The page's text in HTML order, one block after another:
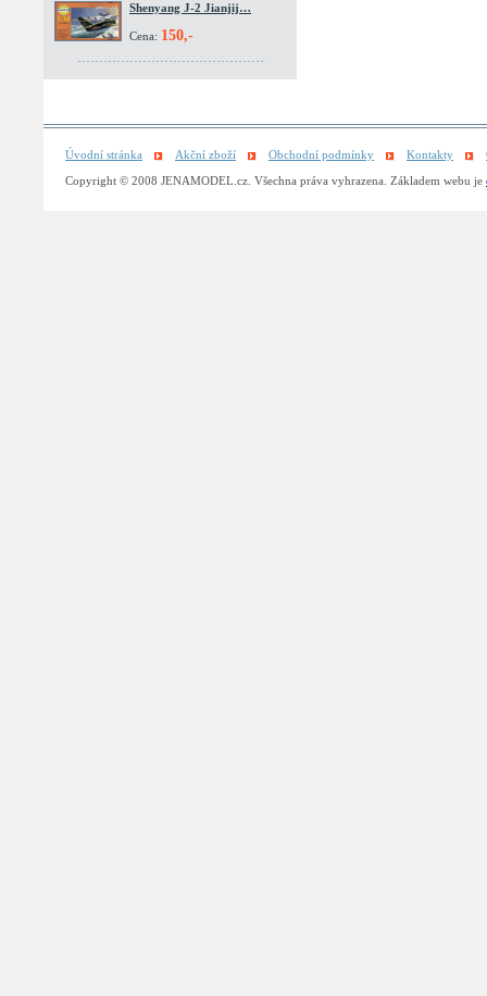
Shenyang J-2 Jianjij…
Cena: 150,-
Úvodní stránka Akční zboží Obchodní podmínky Kontakty
Copyright © 2008 JENAMODEL.cz. Všechna práva vyhrazena. Základem webu je